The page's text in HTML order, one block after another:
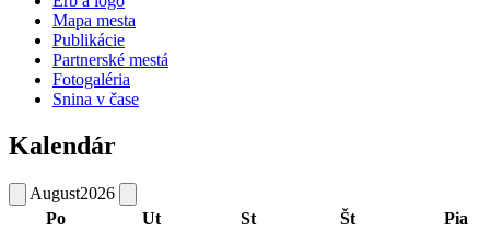
Mapa mesta
Publikácie
Partnerské mestá
Fotogaléria
Snina v čase
Kalendár
August2026
Po
Ut St Št
Pia